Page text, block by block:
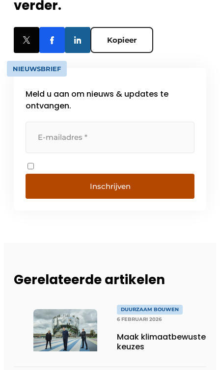
verder.
Kopieer
NIEUWSBRIEF
Meld u aan om nieuws & updates te
ontvangen.
Inschrijven
Gerelateerde artikelen
DUURZAAM BOUWEN
6 FEBRUARI 2026
Maak klimaatbewuste
keuzes